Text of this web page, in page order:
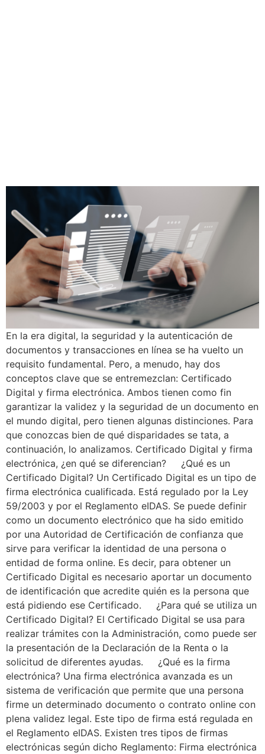
En la era digital, la seguridad y la autenticación de
documentos y transacciones en línea se ha vuelto un
requisito fundamental. Pero, a menudo, hay dos
conceptos clave que se entremezclan: Certificado
Digital y firma electrónica. Ambos tienen como fin
garantizar la validez y la seguridad de un documento en
el mundo digital, pero tienen algunas distinciones. Para
que conozcas bien de qué disparidades se tata, a
continuación, lo analizamos. Certificado Digital y firma
electrónica, ¿en qué se diferencian? ¿Qué es un
Certificado Digital? Un Certificado Digital es un tipo de
firma electrónica cualificada. Está regulado por la Ley
59/2003 y por el Reglamento eIDAS. Se puede definir
como un documento electrónico que ha sido emitido
por una Autoridad de Certificación de confianza que
sirve para verificar la identidad de una persona o
entidad de forma online. Es decir, para obtener un
Certificado Digital es necesario aportar un documento
de identificación que acredite quién es la persona que
está pidiendo ese Certificado. ¿Para qué se utiliza un
Certificado Digital? El Certificado Digital se usa para
realizar trámites con la Administración, como puede ser
la presentación de la Declaración de la Renta o la
solicitud de diferentes ayudas. ¿Qué es la firma
electrónica? Una firma electrónica avanzada es un
sistema de verificación que permite que una persona
firme un determinado documento o contrato online con
plena validez legal. Este tipo de firma está regulada en
el Reglamento eIDAS. Existen tres tipos de firmas
electrónicas según dicho Reglamento: Firma electrónica